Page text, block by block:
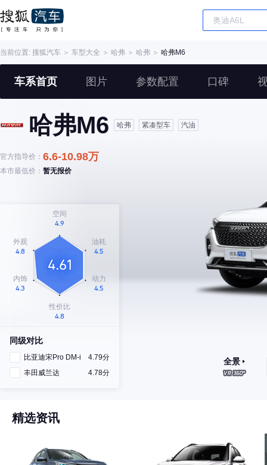
当前位置: 搜狐汽车 ＞ 车型大全 ＞ 哈弗 ＞ 哈弗 ＞ 哈弗M6
车系首页 图片 参数配置 口碑
哈弗M6 哈弗 紧凑型车 汽油
官方指导价： 6.6-10.98万
本市最低价： 暂无报价
同级对比
比亚迪宋Pro DM-i
4.79分
丰田威兰达
4.78分
全景
精选资讯